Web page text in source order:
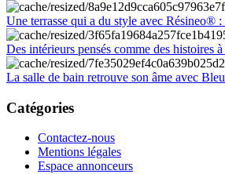
Une terrasse qui a du style avec Résineo®
Des intérieurs pensés comme des histoires
La salle de bain retrouve son âme avec
Catégories
Contactez-nous
Mentions légales
Espace annonceurs